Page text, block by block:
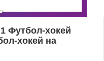
Футбол-хокей
хокей на